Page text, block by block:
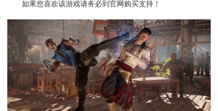
如果您喜欢该游戏请务必到官网购买支持！